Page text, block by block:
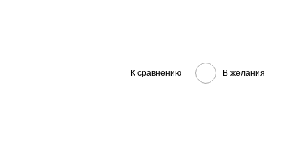
К сравнению В желания